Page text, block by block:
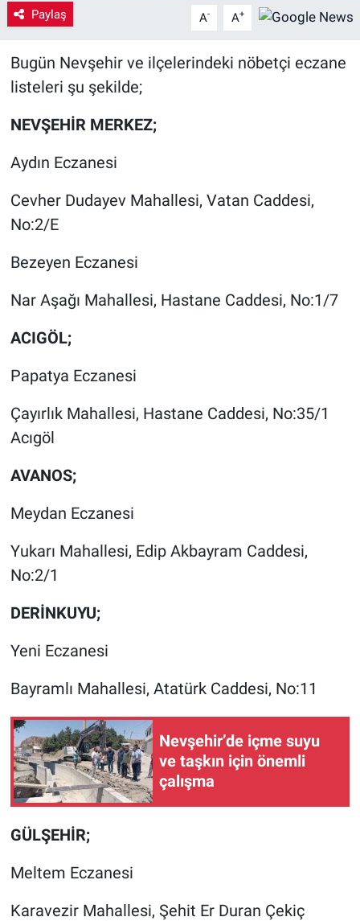
Paylaş A- A+
Bugün Nevşehir ve ilçelerindeki nöbetçi eczane
listeleri şu şekilde;
NEVŞEHİR MERKEZ;
Aydın Eczanesi
Cevher Dudayev Mahallesi, Vatan Caddesi,
No:2/E
Bezeyen Eczanesi
Nar Aşağı Mahallesi, Hastane Caddesi, No:1/7
ACIGÖL;
Papatya Eczanesi
Çayırlık Mahallesi, Hastane Caddesi, No:35/1
Acıgöl
AVANOS;
Meydan Eczanesi
Yukarı Mahallesi, Edip Akbayram Caddesi,
No:2/1
DERİNKUYU;
Yeni Eczanesi
Bayramlı Mahallesi, Atatürk Caddesi, No:11
Nevşehir’de içme suyu
ve taşkın için önemli
çalışma
GÜLŞEHİR;
Meltem Eczanesi
Karavezir Mahallesi, Şehit Er Duran Çekiç